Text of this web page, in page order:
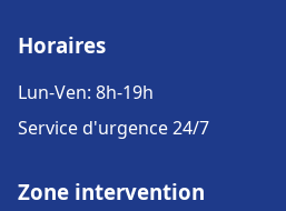
Horaires
Lun-Ven: 8h-19h
Service d'urgence 24/7
Zone intervention